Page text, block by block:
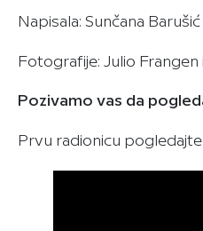
Napisala: Sunčana Barušić
Fotografije: Julio Frangen
Pozivamo vas da
Prvu radionicu